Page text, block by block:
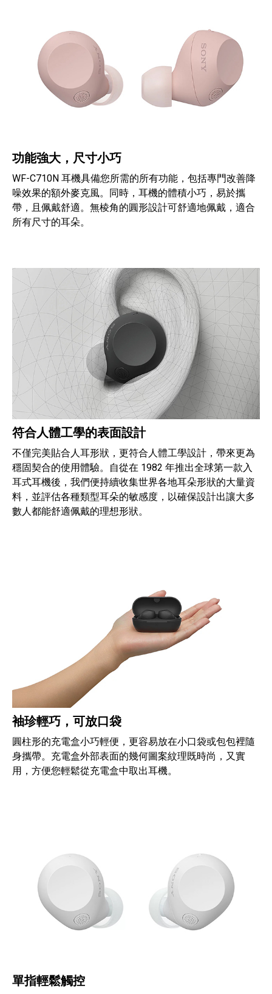
功能強大，尺寸小巧
WF-C710N 耳機具備您所需的所有功能，包括專門改善降
噪效果的額外麥克風。同時，耳機的體積小巧，易於攜
帶，且佩戴舒適。無棱角的圓形設計可舒適地佩戴，適合
所有尺寸的耳朵。
符合人體工學的表面設計
不僅完美貼合人耳形狀，更符合人體工學設計，帶來更為
穩固契合的使用體驗。自從在 1982 年推出全球第一款入
耳式耳機後，我們便持續收集世界各地耳朵形狀的大量資
料，並評估各種類型耳朵的敏感度，以確保設計出讓大多
數人都能舒適佩戴的理想形狀。
袖珍輕巧，可放口袋
圓柱形的充電盒小巧輕便，更容易放在小口袋或包包裡隨
身攜帶。充電盒外部表面的幾何圖案紋理既時尚，又實
用，方便您輕鬆從充電盒中取出耳機。
單指輕鬆觸控